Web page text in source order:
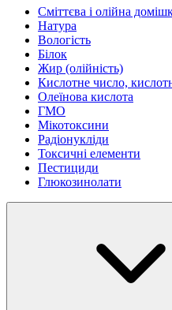
Сміттєва і олійна
Натура
Вологість
Білок
Жир (олійність)
Кислотне число,
Олеїнова кислота
ГМО
Мікотоксини
Радіонукліди
Токсичні елементи
Пестициди
Глюкозинолати